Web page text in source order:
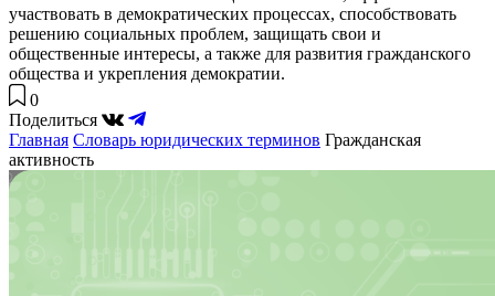
участвовать в демократических процессах, способствовать
решению социальных проблем, защищать свои и
общественные интересы, а также для развития гражданского
общества и укрепления демократии.
0
Поделиться
Главная Словарь юридических терминов Гражданская
активность